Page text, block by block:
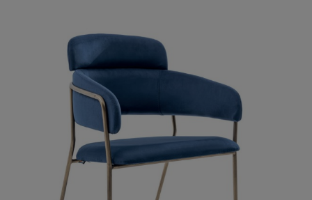
Polster. So haben es Ihre Gäste in Ihrem Lokal
immer bequem.